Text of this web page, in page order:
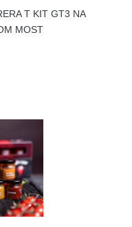
T KIT GT3 NA
MOST